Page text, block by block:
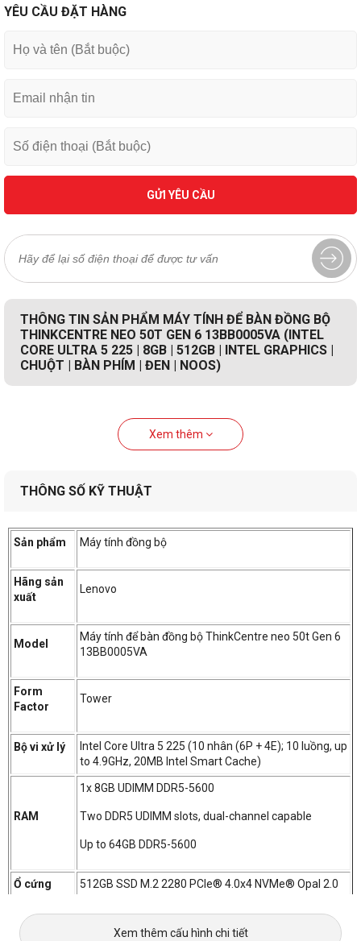
YÊU CẦU ĐẶT HÀNG
GỬI YÊU CẦU
THÔNG TIN SẢN PHẨM MÁY TÍNH ĐỂ BÀN ĐỒNG BỘ
THINKCENTRE NEO 50T GEN 6 13BB0005VA (INTEL
CORE ULTRA 5 225 | 8GB | 512GB | INTEL GRAPHICS |
CHUỘT | BÀN PHÍM | ĐEN | NOOS)
Xem thêm
THÔNG SỐ KỸ THUẬT
Sản phẩm Máy tính đồng bộ
Hãng sản
xuất
Lenovo
Model
Máy tính để bàn đồng bộ ThinkCentre neo 50t Gen 6
13BB0005VA
Form
Factor
Tower
Bộ vi xử lý
Intel Core Ultra 5 225 (10 nhân (6P + 4E); 10 luồng, up
to 4.9GHz, 20MB Intel Smart Cache)
RAM
1x 8GB UDIMM DDR5-5600
Two DDR5 UDIMM slots, dual-channel capable
Up to 64GB DDR5-5600
Ổ cứng 512GB SSD M.2 2280 PCIe® 4.0x4 NVMe® Opal 2.0
Card đồ
Integrated Intel Graphics
Xem thêm cấu hình chi tiết